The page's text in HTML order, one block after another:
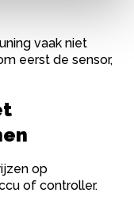
vaak niet
eerst de sensor,
op
of controller.